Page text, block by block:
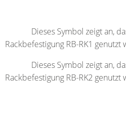
Dieses Symbol zeigt an,
Rackbefestigung RB-RK1 genutzt
Dieses Symbol zeigt an,
Rackbefestigung RB-RK2 genutzt